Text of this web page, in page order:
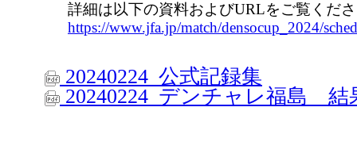
詳細は以下の資料およびURLをご覧くだ
https://www.jfa.jp/match/densocup_2024/
20240224_公式記録集
20240224_デンチャレ福島 結